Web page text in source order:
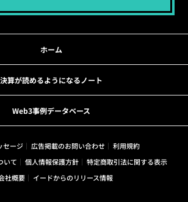
ホーム
決算が読めるようになるノート
Web3事例データベース
セージ 広告掲載のお問い合わせ
利用規約
いて
個人情報保護方針
特定商取引法に関する表示
社概要
イードからのリリース情報